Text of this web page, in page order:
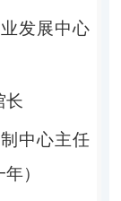
发展中心
长
中心主任
）